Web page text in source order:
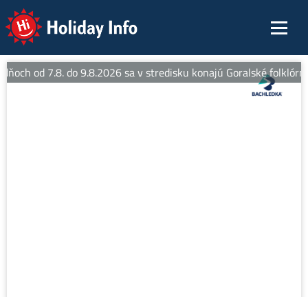
Holiday Info
od 7.8. do 9.8.2026 sa v stredisku konajú Goralské